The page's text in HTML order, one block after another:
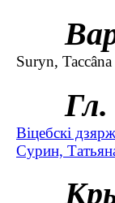
Suryn, Taccâna
Віцебскі
Сурин,